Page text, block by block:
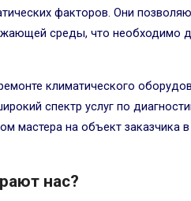
факторов. Они
среды, что необходимо
климатического
спектр услуг по
мастера на объект заказчика
нас?